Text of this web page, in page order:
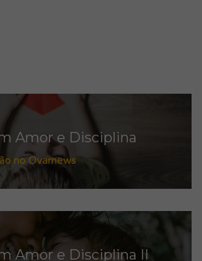
Amor e Disciplina
no Ovarnews
Amor e Disciplina II